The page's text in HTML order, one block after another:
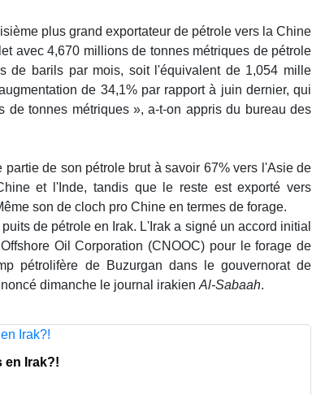
plus grand exportateur de pétrole vers la Chine
avec 4,670 millions de tonnes métriques de pétrole
de barils par mois, soit l'équivalent de 1,054 mille
de 34,1% par rapport à juin dernier, qui
de tonnes métriques », a-t-on appris du bureau des
partie de son pétrole brut à savoir 67% vers l'Asie de
et l'Inde, tandis que le reste est exporté vers
son de cloch pro Chine en termes de forage.
de pétrole en Irak. L'Irak a signé un accord initial
Oil Corporation (CNOOC) pour le forage de
pétrolifère de Buzurgan dans le gouvernorat de
dimanche le journal irakien Al-Sabaah.
en Irak?!